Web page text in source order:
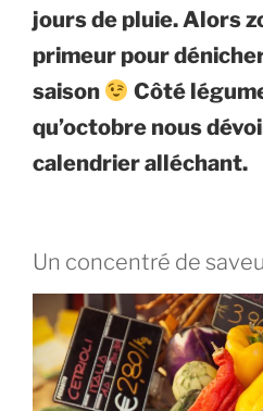
jours de pluie. Alors
primeur pour
saison
Côté
qu’octobre nous
calendrier alléchant.
Un concentré de